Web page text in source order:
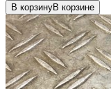
В корзинуВ корзине